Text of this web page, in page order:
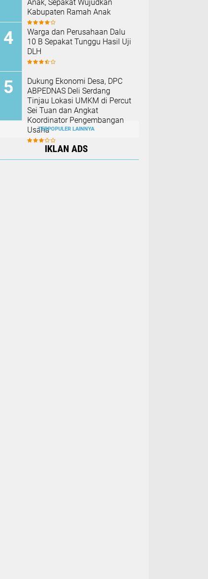
Anak, Sepakat Wujudkan
Kabupaten Ramah Anak
Warga dan Perusahaan Dalu
10 B Sepakat Tunggu Hasil Uji
DLH
Dukung Ekonomi Desa, DPC
ABPEDNAS Deli Serdang
Tinjau Lokasi UMKM di Percut
Sei Tuan dan Angkat
Koordinator Pengembangan
UsahaTERPOPULER LAINNYA
IKLAN ADS